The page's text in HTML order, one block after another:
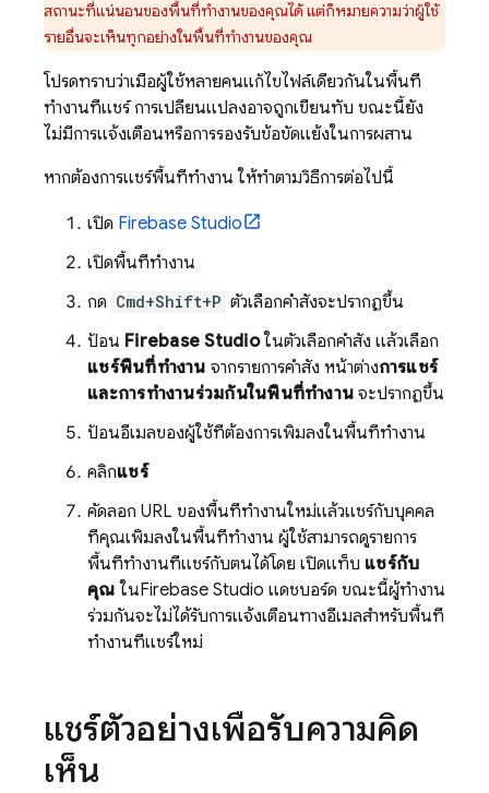
สถานะที่แน่นอนของพื้นที่ทำงานของคุณได้ แต่ก็หมายความว่าผู้ใช้
รายอื่นจะเห็นทุกอย่างในพื้นที่ทำงานของคุณ
โปรดทราบว่าเมื่อผู้ใช้หลายคนแก้ไขไฟล์เดียวกันในพื้นที่
ทำงานที่แชร์ การเปลี่ยนแปลงอาจถูกเขียนทับ ขณะนี้ยัง
ไม่มีการแจ้งเตือนหรือการรองรับข้อขัดแย้งในการผสาน
หากต้องการแชร์พื้นที่ทำงาน ให้ทำตามวิธีการต่อไปนี้
เปิด Firebase Studio
เปิดพื้นที่ทำงาน
กด Cmd+Shift+P ตัวเลือกคำสั่งจะปรากฏขึ้น
ป้อน Firebase Studioในตัวเลือกคำสั่ง แล้วเลือก
แชร์พื้นที่ทำงาน จากรายการคำสั่ง หน้าต่างการแชร์
และการทำงานร่วมกันในพื้นที่ทำงาน จะปรากฏขึ้น
ป้อนอีเมลของผู้ใช้ที่ต้องการเพิ่มลงในพื้นที่ทำงาน
คลิกแชร์
คัดลอก URL ของพื้นที่ทำงานใหม่แล้วแชร์กับบุคคล
ที่คุณเพิ่มลงในพื้นที่ทำงาน ผู้ใช้สามารถดูรายการ
พื้นที่ทำงานที่แชร์กับตนได้โดย เปิดแท็บ แชร์กับ
คุณ ในFirebase Studio แดชบอร์ด ขณะนี้ผู้ทำงาน
ร่วมกันจะไม่ได้รับการแจ้งเตือนทางอีเมลสำหรับพื้นที่
ทำงานที่แชร์ใหม่
แชร์ตัวอย่างเพื่อรับความคิด
เห็น